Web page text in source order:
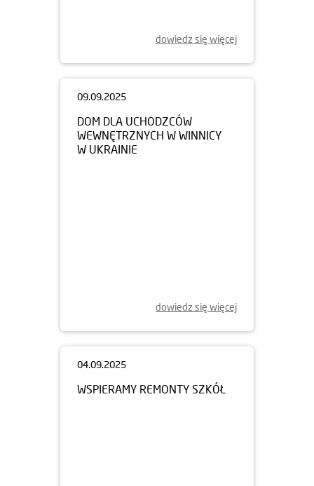
dowiedz się więcej
09.09.2025
DOM DLA UCHODZCÓW
WEWNĘTRZNYCH W WINNICY
W UKRAINIE
dowiedz się więcej
04.09.2025
WSPIERAMY REMONTY SZKÓŁ